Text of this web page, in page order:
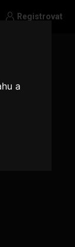
a
Registrovat